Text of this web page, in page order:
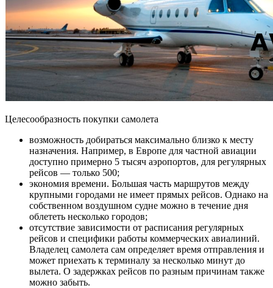
Целесообразность покупки самолета
возможность добираться максимально близко к месту
назначения. Например, в Европе для частной авиации
доступно примерно 5 тысяч аэропортов, для регулярных
рейсов — только 500;
экономия времени. Большая часть маршрутов между
крупными городами не имеет прямых рейсов. Однако на
собственном воздушном судне можно в течение дня
облететь несколько городов;
отсутствие зависимости от расписания регулярных
рейсов и специфики работы коммерческих авиалиний.
Владелец самолета сам определяет время отправления и
может приехать к терминалу за несколько минут до
вылета. О задержках рейсов по разным причинам также
можно забыть.